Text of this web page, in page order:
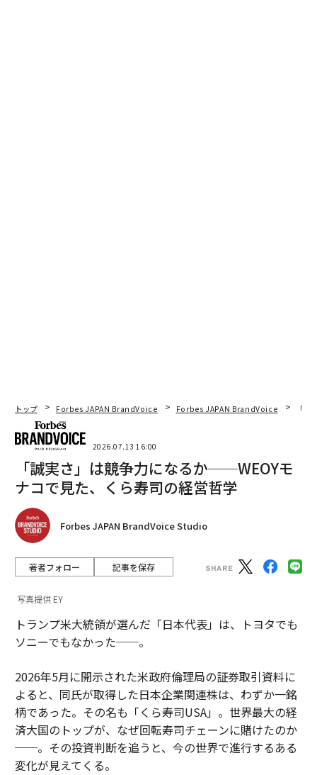
トップ Forbes JAPAN BrandVoice Forbes JAPAN BrandVoice 「
2026.07.13 16:00
「誠実さ」は競争力になるか──WEOYモ
ナコで見た、くら寿司の経営哲学
Forbes JAPAN BrandVoice Studio
著者フォロー 記事を保存
写真提供 EY
トランプ米大統領が選んだ「日本代表」は、トヨタでも
ソニーでもなかった──。
2026年5月に開示された米政府倫理局の証券取引資料に
よると、同氏が取得した日本企業関連株は、わずか一銘
柄であった。その名も「くら寿司USA」。世界最大の経
済大国のトップが、なぜ回転寿司チェーンに賭けたのか
──。その投資判断を追うと、今の世界で進行するある
変化が見えてくる。